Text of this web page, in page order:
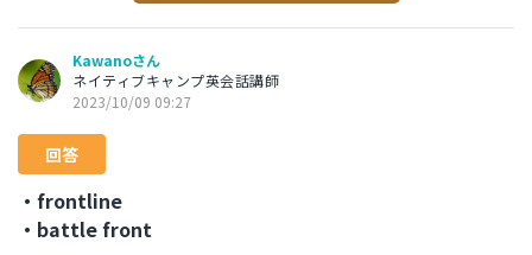
Kawanoさん
ネイティブキャンプ英会話講師
2023/10/09 09:27
回答
・frontline
・battle front